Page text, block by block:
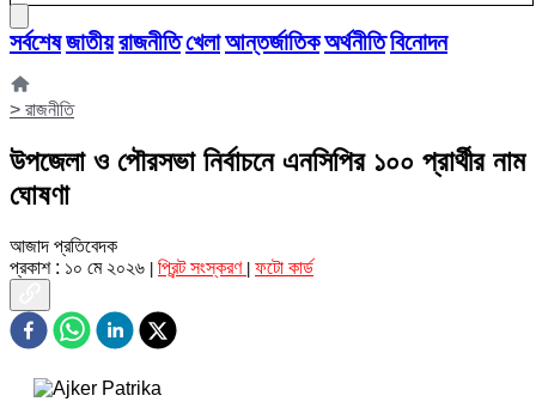
সর্বশেষজাতীয়রাজনীতিখেলাআন্তর্জাতিকঅর্থনীতিবিনোদন
> রাজনীতি
উপজেলা ও পৌরসভা নির্বাচনে এনসিপির ১০০ প্রার্থীর নাম
ঘোষণা
আজাদ প্রতিবেদক
প্রকাশ : ১০ মে ২০২৬
প্রিন্ট সংস্করণ ফটো কার্ড